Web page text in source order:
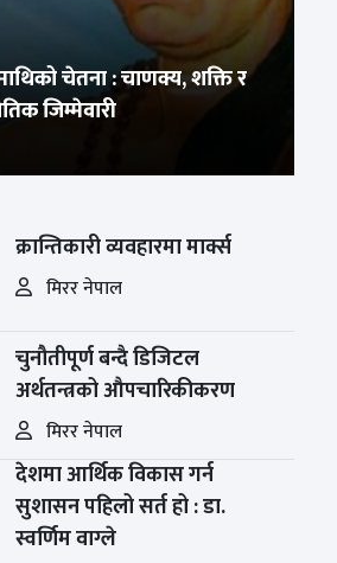
चेतना : चाणक्य, शक्ति र
जिम्मेवारी
क्रान्तिकारी व्यवहारमा मार्क्स
मिरर नेपाल
चुनौतीपूर्ण बन्दै डिजिटल
अर्थतन्त्रको औपचारिकीकरण
मिरर नेपाल
देशमा आर्थिक विकास गर्न
सुशासन पहिलो सर्त हो : डा.
स्वर्णिम वाग्ले